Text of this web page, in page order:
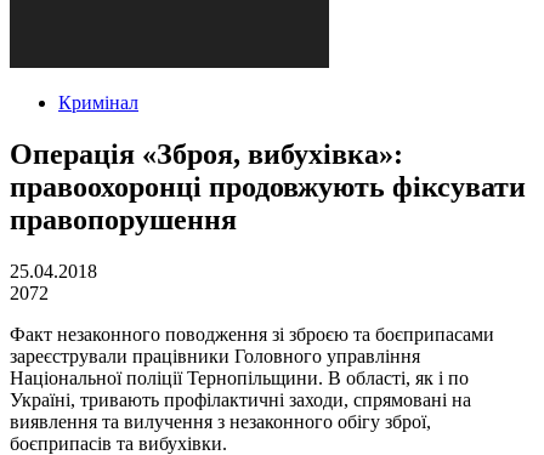
Кримінал
Операція «Зброя, вибухівка»:
правоохоронці продовжують фіксувати
правопорушення
25.04.2018
2072
Факт незаконного поводження зі зброєю та боєприпасами
зареєстрували працівники Головного управління
Національної поліції Тернопільщини. В області, як і по
Україні, тривають профілактичні заходи, спрямовані на
виявлення та вилучення з незаконного обігу зброї,
боєприпасів та вибухівки.